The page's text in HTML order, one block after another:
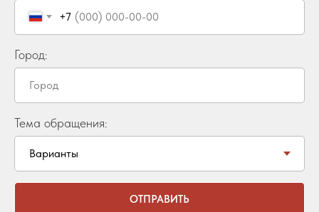
+7
Город:
Тема обращения:
ОТПРАВИТЬ